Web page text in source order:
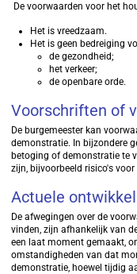
De voorwaarden voor het
Het is vreedzaam.
Het is geen bedreiging
de gezondheid;
het verkeer;
de openbare orde.
Voorschriften of
De burgemeester kan
demonstratie. In bijzondere
betoging of demonstratie te
zijn, bijvoorbeeld risico's
Actuele
De afwegingen over de
vinden, zijn afhankelijk van
een laat moment gemaakt,
omstandigheden van dat
demonstratie, hoewel tijdig